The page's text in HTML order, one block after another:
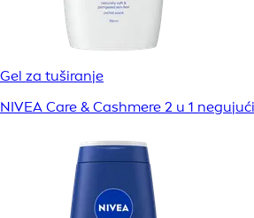
Gel za tuširanje
NIVEA Care & Cashmere 2 u 1